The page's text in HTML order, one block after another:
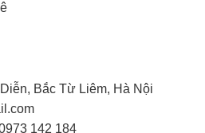
Bắc Từ Liêm, Hà Nội
142 184